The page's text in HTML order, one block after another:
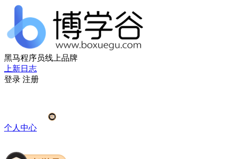
黑马程序员线上品牌
上新日志
登录 注册
个人中心